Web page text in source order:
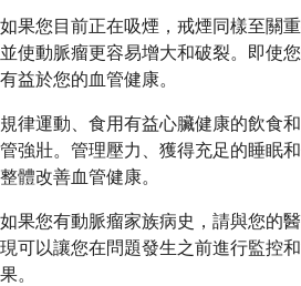
如果您目前正在吸煙，戒煙同樣至關
並使動脈瘤更容易增大和破裂。即使
有益於您的血管健康。
規律運動、食用有益心臟健康的飲食
管強壯。管理壓力、獲得充足的睡眠
整體改善血管健康。
如果您有動脈瘤家族病史，請與您的
現可以讓您在問題發生之前進行監控
果。